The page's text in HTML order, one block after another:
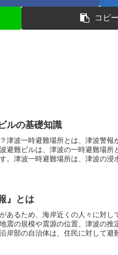
コピー
ルの基礎知識
津波一時避難場所とは、津波警報
避難ビルは、津波の一時避難場
。津波一時避難場所は、津波の浸
から身を守るための備品が備え付
津波避難ビルは、津波から逃れる
波一時避難場所・津波避難ビルに
』とは
あるため、海岸近くの人々に対し
震の規模や震源の位置、津波の
岸部の自治体は、住民に対して避